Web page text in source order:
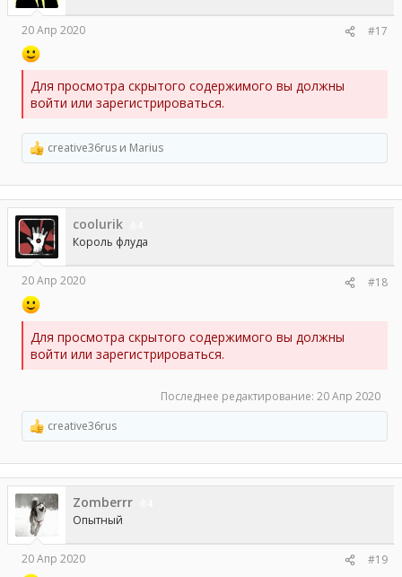
20 Апр 2020 #17
Для просмотра скрытого содержимого вы должны
войти или зарегистрироваться.
Р
е
а
к
ц
и
и
:
creative36rus и Marius
coolurik
Король флуда
20 Апр 2020 #18
Для просмотра скрытого содержимого вы должны
войти или зарегистрироваться.
Последнее редактирование: 20 Апр 2020
Р
е
а
к
ц
и
и
:
creative36rus
Zomberrr
Опытный
20 Апр 2020 #19